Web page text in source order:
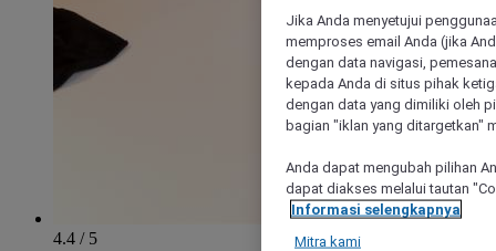
4.4 / 5
Jika Anda menyetujui
memproses email Anda (jika
dengan data navigasi,
kepada Anda di situs pihak
dengan data yang dimiliki oleh
bagian "iklan yang ditargetkan"
Anda dapat mengubah pilihan
dapat diakses melalui tautan
Informasi selengkapnya
Mitra kami